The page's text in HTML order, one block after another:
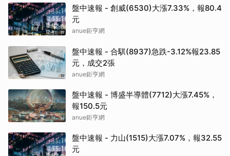
盤中速報 - 創威(6530)大漲7.33%，報80.4
元
anue鉅亨網
盤中速報 - 合騏(8937)急跌-3.12%報23.85
元，成交2張
anue鉅亨網
盤中速報 - 博盛半導體(7712)大漲7.45%，
報150.5元
anue鉅亨網
盤中速報 - 力山(1515)大漲7.07%，報32.55
元